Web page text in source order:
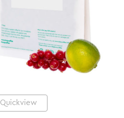
Quickview